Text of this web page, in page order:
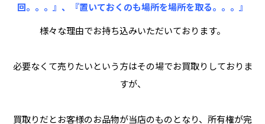
回。。。』、『置いておくのも場所を場所を取る。。。』
様々な理由でお持ち込みいただいております。
必要なくて売りたいという方はその場でお買取りしておりま
すが、
買取りだとお客様のお品物が当店のものとなり、所有権が完